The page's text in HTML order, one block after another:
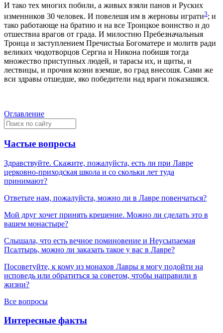
И тако тeх многих побили, а живых взяли панов и Руских
измeнников 30 человeк. И повелeшя им в жерновы играти3; и
тако работающе на братию и на все Троицкое воинство и до
отшествиа врагов от града. И милостию Пребезначальныя
Троица и заступлением Пречистыа Богоматере и молитв ради
великих чюдотворцов Сергиа и Никона побишя тогда
множество приступных людей, и тарасы их, и щиты, и
лeствицы, и прочия козни вземше, во град внесошя. Сами же
вси здравы отшедше, яко побeдители над враги показашяся.
Оглавление
Частые вопросы
Здравствуйте. Скажите, пожалуйста, есть ли при Лавре
церковно-приходская школа и со скольки лет туда
принимают?
Ответьте нам, пожалуйста, можно ли в Лавре повенчаться?
Мой друг хочет принять крещение. Можно ли сделать это в
вашем монастыре?
Слышала, что есть вечное поминовение и Неусыпаемая
Псалтырь, можно ли заказать такое у вас в Лавре?
Посоветуйте, к кому из монахов Лавры я могу подойти на
исповедь или обратиться за советом, чтобы направили в
жизни?
Все вопросы
Интересные факты